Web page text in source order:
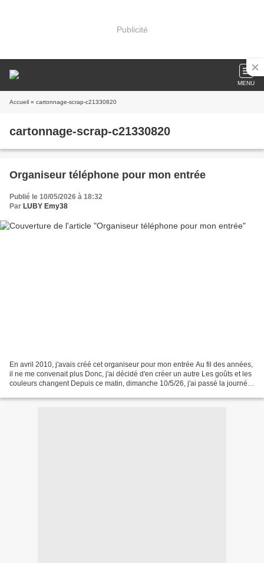
Publicité
MENU
Accueil » cartonnage-scrap-c21330820
cartonnage-scrap-c21330820
Organiseur téléphone pour mon entrée
Publié le 10/05/2026 à 18:32
Par LUBY Emy38
En avril 2010, j'avais créé cet organiseur pour mon entrée Au fil des années,
il ne me convenait plus Donc, j'ai décidé d'en créer un autre Les goûts et les
couleurs changent Depuis ce matin, dimanche 10/5/26, j'ai passé la journée